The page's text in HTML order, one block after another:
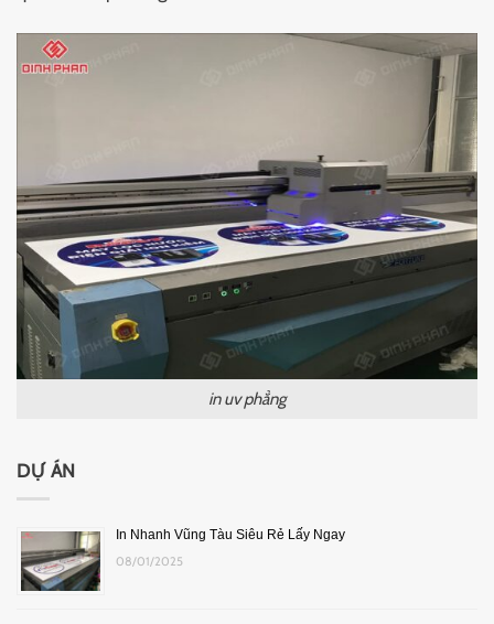
in uv phẳng
DỰ ÁN
In Nhanh Vũng Tàu Siêu Rẻ Lấy Ngay
08/01/2025